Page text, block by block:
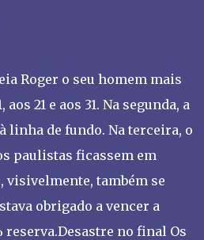
Roger o seu homem mais
21 e aos 31. Na segunda, a
linha de fundo. Na terceira, o
paulistas ficassem em
visivelmente, também se
obrigado a vencer a
no final Os